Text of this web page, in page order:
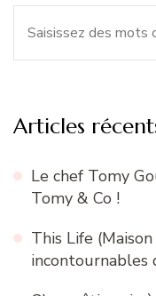
Articles
Le chef Tomy
Tomy & Co !
This Life
incontournables